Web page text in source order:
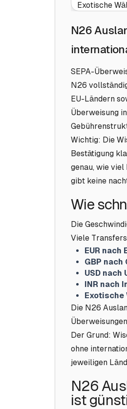
Exotische
N26
SEPA-
N26
EU-Ländern
Überweisung
Wichtig: Die
Bestätigung
genau, wie
gibt keine
Wie
Die
Viele
EUR nach
GBP
USD nach
INR nach
Exotische
Die N26
Der Grund:
ohne
jeweiligen
N26
ist